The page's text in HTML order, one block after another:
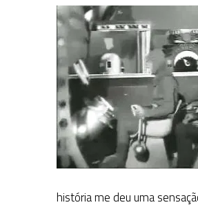
história me deu uma